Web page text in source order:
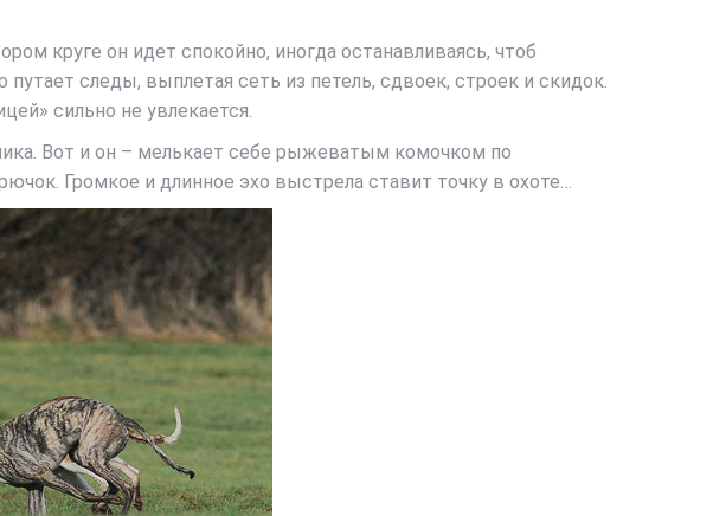
круге он идет спокойно, иногда останавливаясь, чтоб
следы, выплетая сеть из петель, сдвоек, строек и скидок.
сильно не увлекается.
Вот и он – мелькает себе рыжеватым комочком по
Громкое и длинное эхо выстрела ставит точку в охоте…